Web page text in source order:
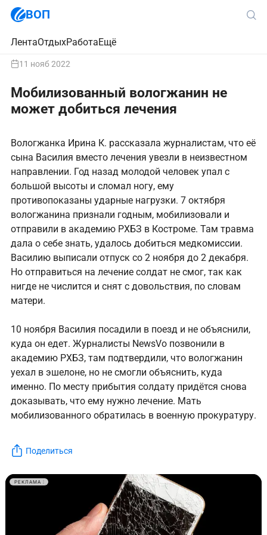
ВОП
ЛентаОтдыхРаботаЕщё
11 нояб 2022
Мобилизованный вологжанин не
может добиться лечения
Вологжанка Ирина К. рассказала журналистам, что её
сына Василия вместо лечения увезли в неизвестном
направлении. Год назад молодой человек упал с
большой высоты и сломал ногу, ему
противопоказаны ударные нагрузки. 7 октября
вологжанина признали годным, мобилизовали и
отправили в академию РХБЗ в Костроме. Там травма
дала о себе знать, удалось добиться медкомиссии.
Василию выписали отпуск со 2 ноября до 2 декабря.
Но отправиться на лечение солдат не смог, так как
нигде не числится и снят с довольствия, по словам
матери.
10 ноября Василия посадили в поезд и не объяснили,
куда он едет. Журналисты NewsVo позвонили в
академию РХБЗ, там подтвердили, что вологжанин
уехал в эшелоне, но не смогли объяснить, куда
именно. По месту прибытия солдату придётся снова
доказывать, что ему нужно лечение. Мать
мобилизованного обратилась в военную прокуратуру.
Поделиться
РЕКЛАМА